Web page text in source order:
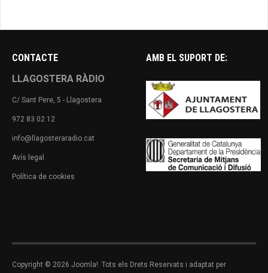
CONTACTE
LLAGOSTERA RÀDIO
C/ Sant Pere, 5 - Llagostera
972 83 02 12
info@llagosteraradio.cat
Avís legal
Política de cookies
AMB EL SUPORT DE:
Copyright © 2026 Joomla!. Tots els Drets Reservats i adaptat per